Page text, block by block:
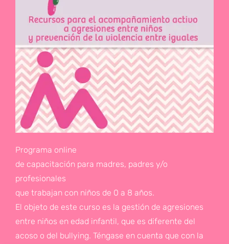
Programa online
de capacitación para madres, padres y/o
profesionales
que trabajan con niños de 0 a 8 años.
El objeto de este curso es la gestión de agresiones
entre niños en edad infantil, que es diferente del
acoso o del bullying. Téngase en cuenta que con la